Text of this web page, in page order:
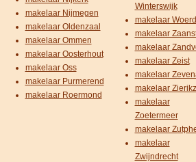
makelaar Nijmegen
makelaar Oldenzaal
makelaar Ommen
makelaar Oosterhout
makelaar Oss
makelaar Purmerend
makelaar Roermond
Winterswijk
makelaar
makelaar
makelaar
makelaar Zeist
makelaar
makelaar
makelaar
Zoetermeer
makelaar
makelaar
Zwijndrecht